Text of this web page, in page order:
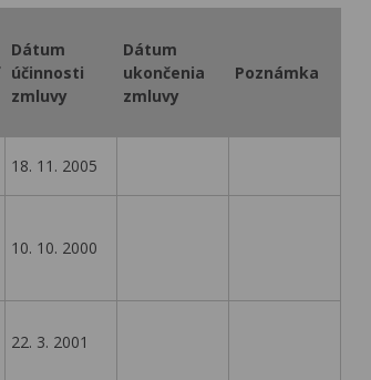
Dátum
účinnosti
zmluvy
Dátum
ukončenia
zmluvy
Poznámka
18. 11. 2005
10. 10. 2000
22. 3. 2001